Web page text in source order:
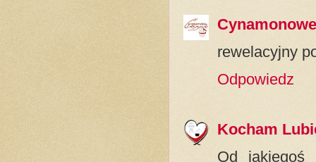
rewelacyjny
Odpowiedz
Kocham
Od jakiegoś